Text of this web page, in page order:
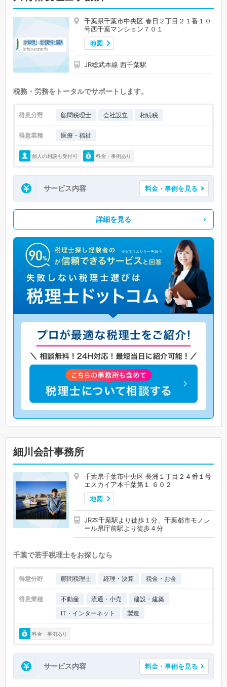
千葉県千葉市中央区 春日２丁目２１番１０
号西千葉マンション７０１
地図
JR総武本線 西千葉駅
税務・労務をトータルでサポートします。
得意分野 顧問税理士 会社設立 相続税
得意業種 医療・福祉
個人の相談も受付可 料金・事例あり
サービス内容 料金・事例を見る
詳細を見る
細川会計事務所
千葉県千葉市中央区 長洲１丁目２４番１号
エスカイア本千葉第１ ６０２
地図
JR本千葉駅より徒歩１分、千葉都市モノレ
ール県庁前駅より徒歩４分
千葉で若手税理士をお探しなら
得意分野 顧問税理士 経理・決算 税金・お金
得意業種 不動産 流通・小売
建設・建築
IT・インターネット
製造
料金・事例あり
サービス内容 料金・事例を見る